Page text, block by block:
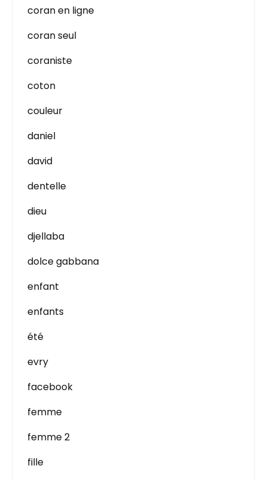
coran en ligne
coran seul
coraniste
coton
couleur
daniel
david
dentelle
dieu
djellaba
dolce gabbana
enfant
enfants
été
evry
facebook
femme
femme 2
fille